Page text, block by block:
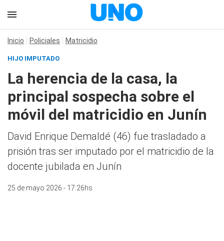
Inicio Policiales Matricidio
HIJO IMPUTADO
La herencia de la casa, la
principal sospecha sobre el
móvil del matricidio en Junín
David Enrique Demaldé (46) fue trasladado a
prisión tras ser imputado por el matricidio de la
docente jubilada en Junín
25 de mayo 2026 - 17:26hs